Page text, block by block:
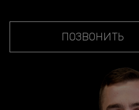
ПОЗВОНИТЬ